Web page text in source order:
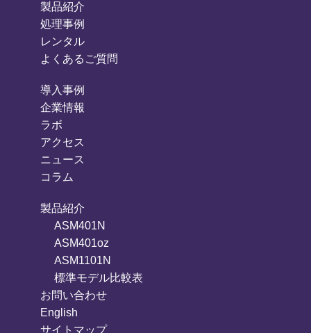
製品紹介
処理事例
レンタル
よくあるご質問
導入事例
企業情報
ラボ
アクセス
ニュース
コラム
製品紹介
ASM401N
ASM401oz
ASM1101N
標準モデル比較表
お問い合わせ
English
サイトマップ